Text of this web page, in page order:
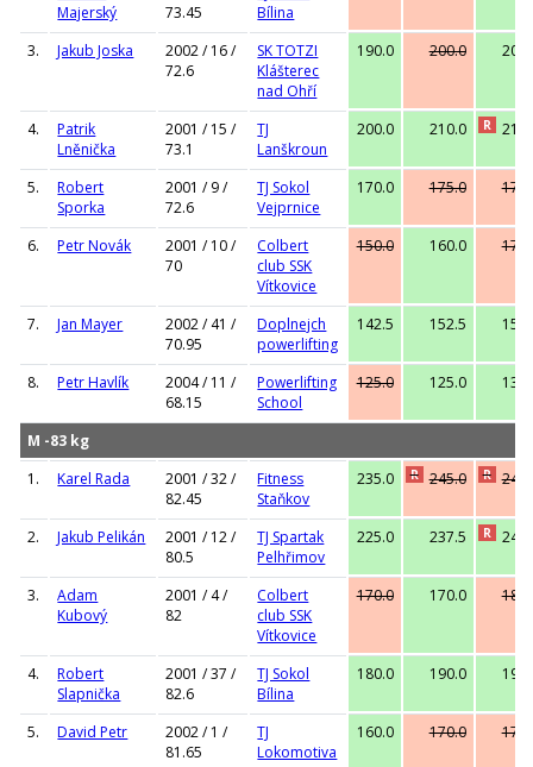
Majerský
73.45
Bílina
3. Jakub Joska
2002 / 16 /
72.6
SK TOTZI
Klášterec
nad Ohří
190.0 200.0
4.
Patrik
Lněnička
2001 / 15 /
73.1
TJ
Lanškroun
200.0 210.0 R
5.
Robert
Sporka
2001 / 9 /
72.6
TJ Sokol
Vejprnice
170.0 175.0
6. Petr Novák
2001 / 10 /
70
Colbert
club SSK
Vítkovice
150.0 160.0
7. Jan Mayer
2002 / 41 /
70.95
Doplnejch
powerlifting
142.5 152.5
8. Petr Havlík
2004 / 11 /
68.15
Powerlifting
School
125.0 125.0
M -83 kg
1.
Karel Rada
2001 / 32 /
82.45
Fitness
Staňkov
235.0 R 245.0 R
2. Jakub Pelikán
2001 / 12 /
80.5
TJ Spartak
Pelhřimov
225.0 237.5 R
3.
Adam
Kubový
2001 / 4 /
82
Colbert
club SSK
Vítkovice
170.0 170.0
4.
Robert
Slapnička
2001 / 37 /
82.6
TJ Sokol
Bílina
180.0 190.0
5. David Petr
2002 / 1 /
81.65
TJ
Lokomotiva
160.0 170.0